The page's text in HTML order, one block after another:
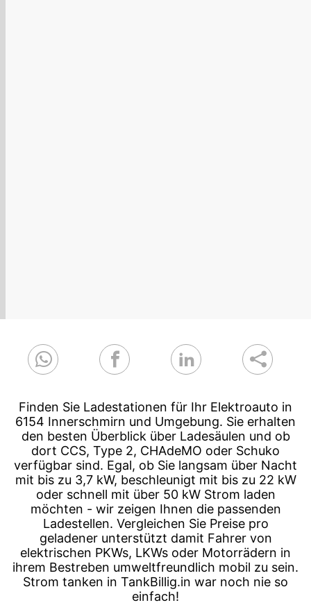
Finden Sie Ladestationen für Ihr Elektroauto in
6154 Innerschmirn und Umgebung. Sie erhalten
den besten Überblick über Ladesäulen und ob
dort CCS, Type 2, CHAdeMO oder Schuko
verfügbar sind. Egal, ob Sie langsam über Nacht
mit bis zu 3,7 kW, beschleunigt mit bis zu 22 kW
oder schnell mit über 50 kW Strom laden
möchten - wir zeigen Ihnen die passenden
Ladestellen. Vergleichen Sie Preise pro
geladener unterstützt damit Fahrer von
elektrischen PKWs, LKWs oder Motorrädern in
ihrem Bestreben umweltfreundlich mobil zu sein.
Strom tanken in TankBillig.in war noch nie so
einfach!